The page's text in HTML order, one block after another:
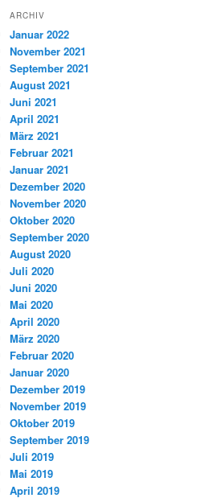
ARCHIV
Januar 2022
November 2021
September 2021
August 2021
Juni 2021
April 2021
März 2021
Februar 2021
Januar 2021
Dezember 2020
November 2020
Oktober 2020
September 2020
August 2020
Juli 2020
Juni 2020
Mai 2020
April 2020
März 2020
Februar 2020
Januar 2020
Dezember 2019
November 2019
Oktober 2019
September 2019
Juli 2019
Mai 2019
April 2019